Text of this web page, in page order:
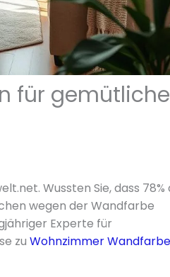
für
Wussten Sie, dass 78%
wegen der Wandfarbe
Experte für
zu Wohnzimmer